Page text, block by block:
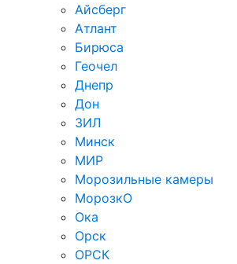
Айсберг
Атлант
Бирюса
Геочел
Днепр
Дон
ЗИЛ
Минск
МИР
Морозильные камеры
МорозкО
Ока
Орск
ОРСК